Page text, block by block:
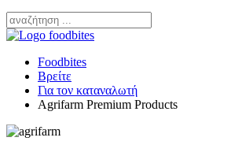
Foodbites
Βρείτε
Για τον καταναλωτή
Agrifarm Premium Products